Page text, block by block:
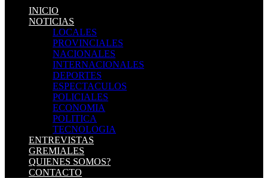
INICIO
NOTICIAS
LOCALES
PROVINCIALES
NACIONALES
INTERNACIONALES
DEPORTES
ESPECTACULOS
POLICIALES
ECONOMIA
POLITICA
TECNOLOGIA
ENTREVISTAS
GREMIALES
QUIENES SOMOS?
CONTACTO